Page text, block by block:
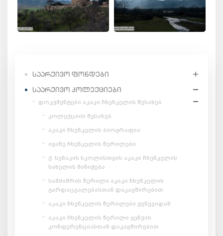
ᲡᲐᲐᲠᲥᲘᲕᲝ ᲤᲝᲜᲓᲔᲑᲘ
ᲡᲐᲐᲠᲥᲘᲕᲝ ᲙᲝᲚᲔᲥᲪᲘᲔᲑᲘ
დოკუმენტები აკაკი ჩხენკელის შესახებ
კოლექციის შესახებ
აკაკი ჩხენკელის ბიოგრაფია
ივანე ჩხენკელის წერილები
ქ. სენაკის სკოლისთვის აკაკი ჩხენკელის
სახელის მინიჭება
სამძიმრის წერილი აკაკი ჩხენკელის
გარდაცვალებასთან დაკავშირებით
აკაკი ჩხენკელის წერილები ჟენევიდან
აკაკი ჩხენკელის წერილი გენუის
კონფერენციასთან დაკავშირებით